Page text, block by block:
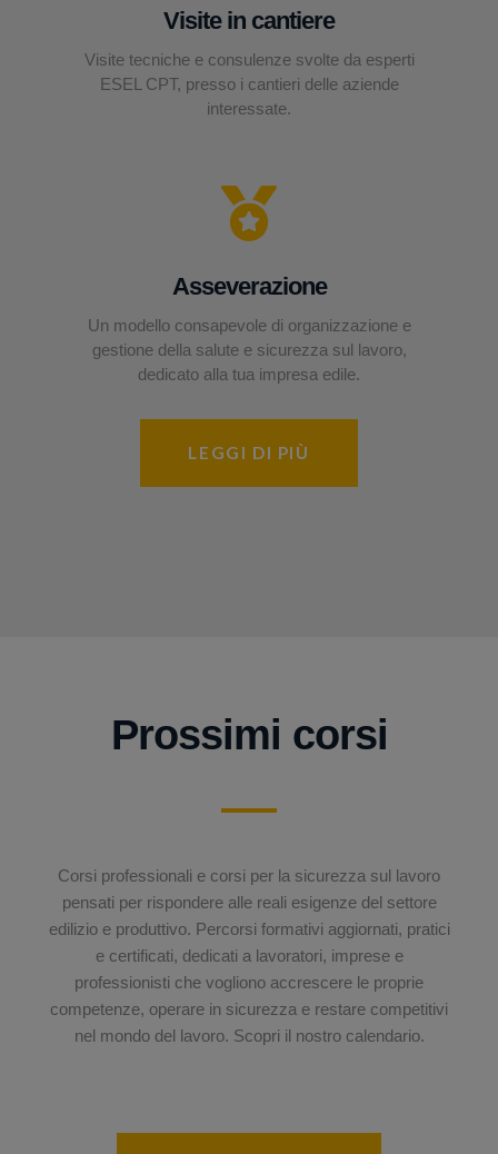
Visite in cantiere
Visite tecniche e consulenze svolte da esperti
ESEL CPT, presso i cantieri delle aziende
interessate.
Asseverazione
Un modello consapevole di organizzazione e
gestione della salute e sicurezza sul lavoro,
dedicato alla tua impresa edile.
LEGGI DI PIÙ
Prossimi corsi
Corsi professionali e corsi per la sicurezza sul lavoro
pensati per rispondere alle reali esigenze del settore
edilizio e produttivo. Percorsi formativi aggiornati, pratici
e certificati, dedicati a lavoratori, imprese e
professionisti che vogliono accrescere le proprie
competenze, operare in sicurezza e restare competitivi
nel mondo del lavoro. Scopri il nostro calendario.